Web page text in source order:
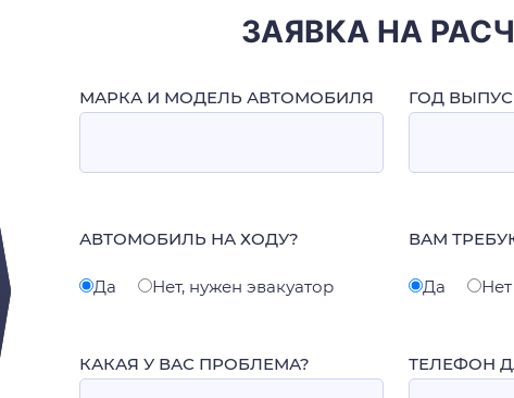
ЗАЯВКА НА
МАРКА И МОДЕЛЬ АВТОМОБИЛЯ ГОД
АВТОМОБИЛЬ НА ХОДУ?
Да Нет, нужен эвакуатор
ВАМ
Да Нет
КАКАЯ У ВАС ПРОБЛЕМА? ТЕЛЕФОН